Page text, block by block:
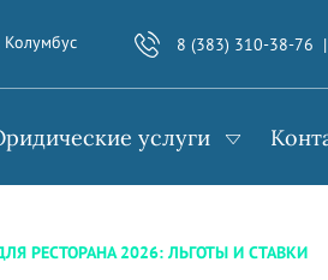
Колумбус 8 (383) 310-38-76
услуги
РЕСТОРАНА 2026: ЛЬГОТЫ И СТАВКИ